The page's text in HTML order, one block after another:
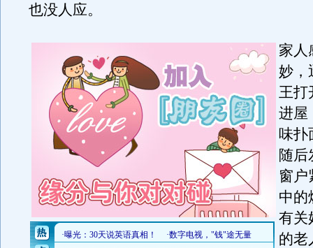
也没人应。
家人
妙，
王打
进屋
味扑
随后
窗户
中的
有关
的老